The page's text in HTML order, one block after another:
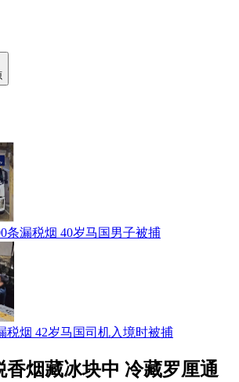
条漏税烟 40岁马国男子被捕
税烟 42岁马国司机入境时被捕
香烟藏冰块中 冷藏罗厘通